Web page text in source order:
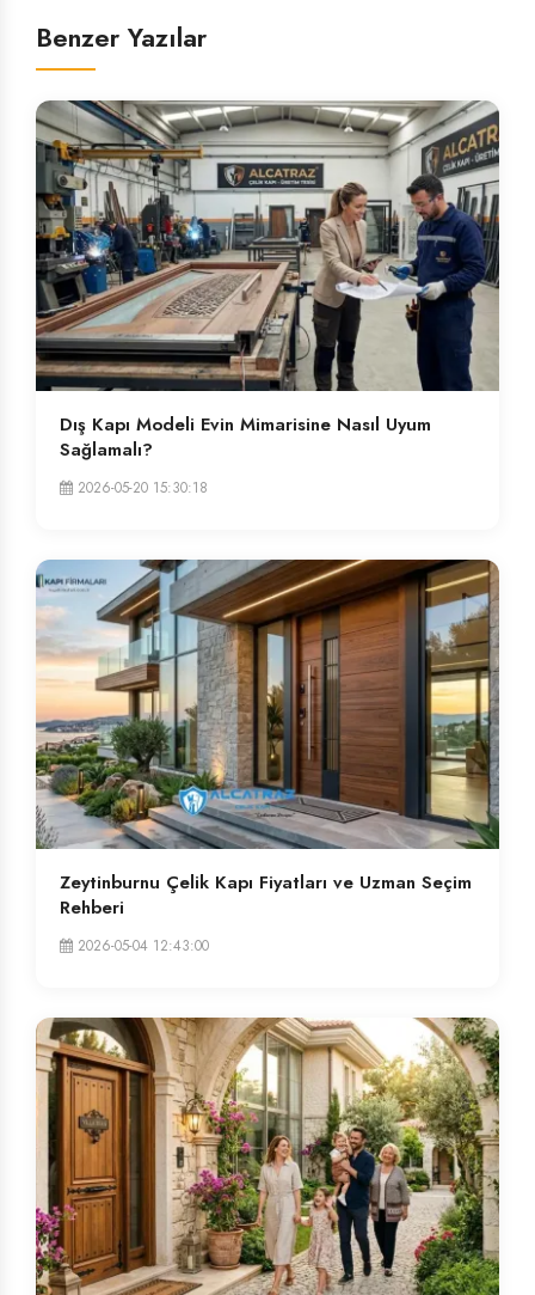
Benzer Yazılar
Dış Kapı Modeli Evin Mimarisine Nasıl Uyum
Sağlamalı?
2026-05-20 15:30:18
Zeytinburnu Çelik Kapı Fiyatları ve Uzman Seçim
Rehberi
2026-05-04 12:43:00